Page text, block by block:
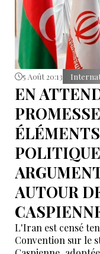
5 Août 20:13
EN
AUTOUR
L'Iran est censé
Convention sur le